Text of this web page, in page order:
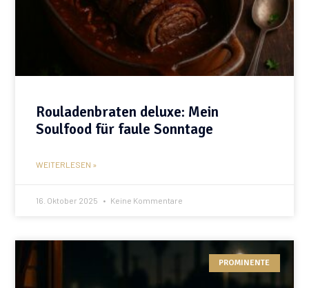
Rouladenbraten deluxe: Mein
Soulfood für faule Sonntage
WEITERLESEN »
16. Oktober 2025 Keine Kommentare
PROMINENTE